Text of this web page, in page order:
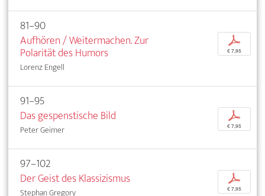
81–90
Aufhören / Weitermachen. Zur
Polarität des Humors
Lorenz Engell
p
€ 7,95
91–95
Das gespenstische Bild
Peter Geimer
p
€ 7,95
97–102
Der Geist des Klassizismus
Stephan Gregory
p
€ 7,95